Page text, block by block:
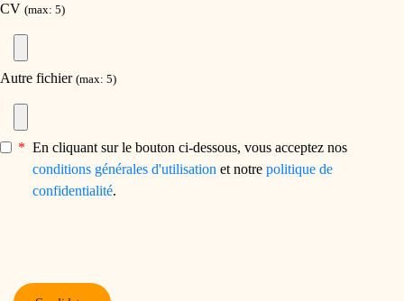
CV (max: 5)
Autre fichier (max: 5)
* En cliquant sur le bouton ci-dessous, vous acceptez nos
conditions générales d'utilisation et notre politique de
confidentialité.